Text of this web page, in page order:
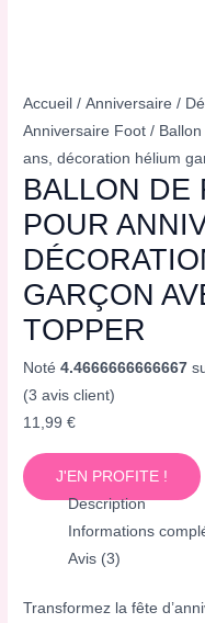
Accueil /Anniversaire /
Anniversaire Foot /
ans, décoration hélium
BALLON DE
POUR
GARÇON
TOPPER
Noté4.4666666666667
(3 avis client)
11,99€
J'EN PROFITE !
Description
Informations
Avis (3)
Transformez la fête